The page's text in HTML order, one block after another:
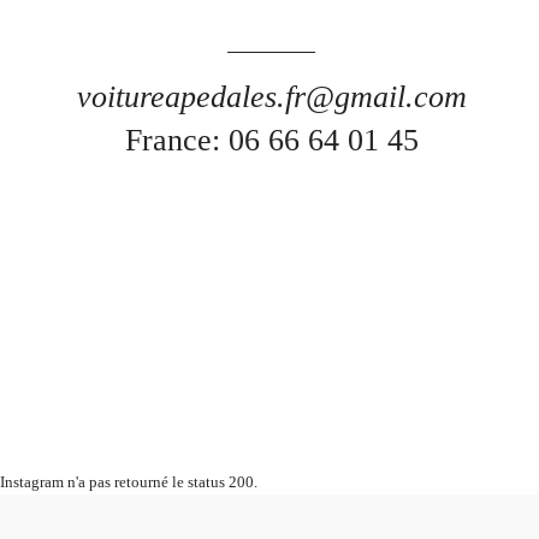
voitureapedales.fr@gmail.com
France: 06 66 64 01 45
Instagram n'a pas retourné le status 200.